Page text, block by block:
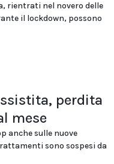
rientrati nel novero delle
il lockdown, possono
perdita
mese
anche sulle nuove
sono sospesi da